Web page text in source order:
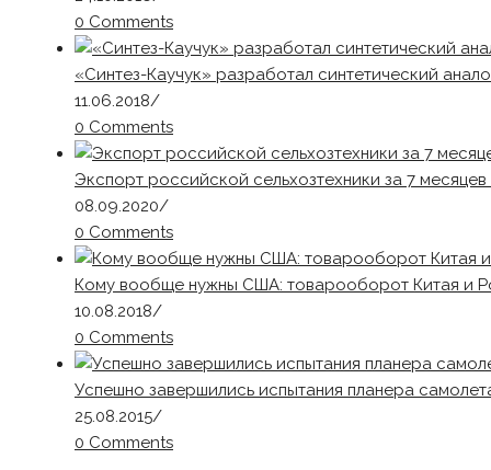
0 Comments
«Синтез-Каучук» разработал синтетический
11.06.2018/
0 Comments
Экспорт российской сельхозтехники за 7
08.09.2020/
0 Comments
Кому вообще нужны США: товарооборот Китая и
10.08.2018/
0 Comments
Успешно завершились испытания планера
25.08.2015/
0 Comments